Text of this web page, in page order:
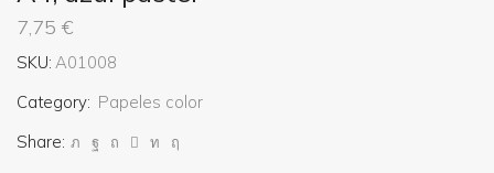
7,75 €
SKU: A01008
Category: Papeles color
Share: